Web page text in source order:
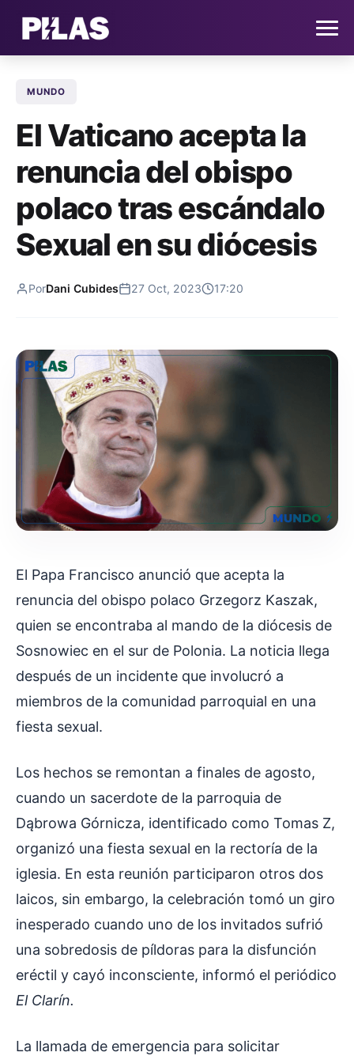
NOTICIAS
QUIÉNES SOMOS
CONTACTO
SUSCRÍBETE
MUNDO
El Vaticano acepta la
renuncia del obispo
polaco tras escándalo
Sexual en su diócesis
PorDani Cubides 27 Oct, 2023 17:20
El Papa Francisco anunció que acepta la
renuncia del obispo polaco Grzegorz Kaszak,
quien se encontraba al mando de la diócesis de
Sosnowiec en el sur de Polonia. La noticia llega
después de un incidente que involucró a
miembros de la comunidad parroquial en una
fiesta sexual.
Los hechos se remontan a finales de agosto,
cuando un sacerdote de la parroquia de
Dąbrowa Górnicza, identificado como Tomas Z,
organizó una fiesta sexual en la rectoría de la
iglesia. En esta reunión participaron otros dos
laicos, sin embargo, la celebración tomó un giro
inesperado cuando uno de los invitados sufrió
una sobredosis de píldoras para la disfunción
eréctil y cayó inconsciente, informó el periódico
El Clarín.
La llamada de emergencia para solicitar